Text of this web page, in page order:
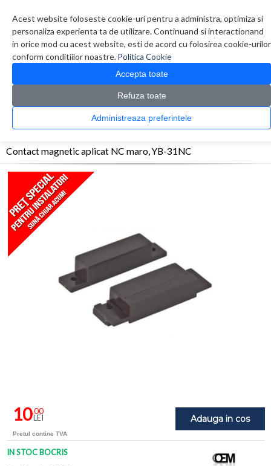
Acest website foloseste cookie-uri pentru a administra, optimiza si
personaliza experienta ta de utilizare. Continuand si interactionand
in orice mod cu acest website, esti de acord cu folosirea cookie-urilor
conform conditiilor noastre.Politica Cookie
Accepta toate
Refuza toate
Administreaza preferintele
0 produs(e)
CATALOG PRODUSE
Efractie - Alarma > Contacte magnetice > Contact magnetic aplicat NC
Contact magnetic aplicat NC maro, YB-31NC
Adauga in cos
10,00
LEI
Pretul contine TVA
IN STOC BOCRIS